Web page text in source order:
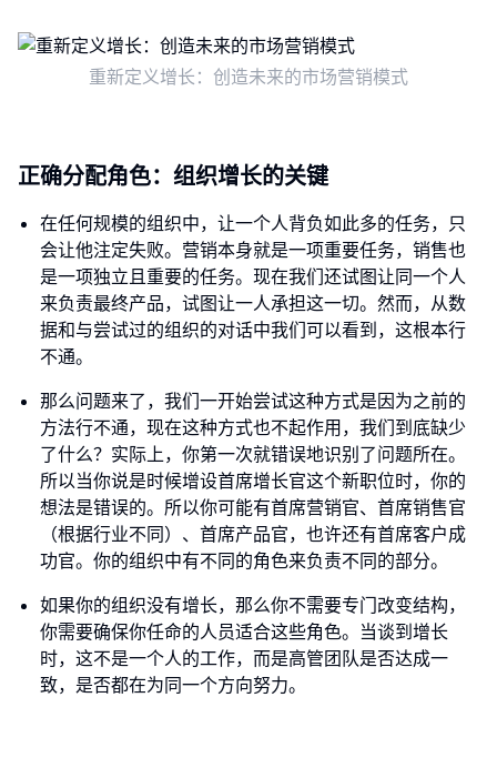
重新定义增长：创造未来的市场营销模式
正确分配角色：组织增长的关键
在任何规模的组织中，让一个人背负如此多的任务，只
会让他注定失败。营销本身就是一项重要任务，销售也
是一项独立且重要的任务。现在我们还试图让同一个人
来负责最终产品，试图让一人承担这一切。然而，从数
据和与尝试过的组织的对话中我们可以看到，这根本行
不通。
那么问题来了，我们一开始尝试这种方式是因为之前的
方法行不通，现在这种方式也不起作用，我们到底缺少
了什么？实际上，你第一次就错误地识别了问题所在。
所以当你说是时候增设首席增长官这个新职位时，你的
想法是错误的。所以你可能有首席营销官、首席销售官
（根据行业不同）、首席产品官，也许还有首席客户成
功官。你的组织中有不同的角色来负责不同的部分。
如果你的组织没有增长，那么你不需要专门改变结构，
你需要确保你任命的人员适合这些角色。当谈到增长
时，这不是一个人的工作，而是高管团队是否达成一
致，是否都在为同一个方向努力。